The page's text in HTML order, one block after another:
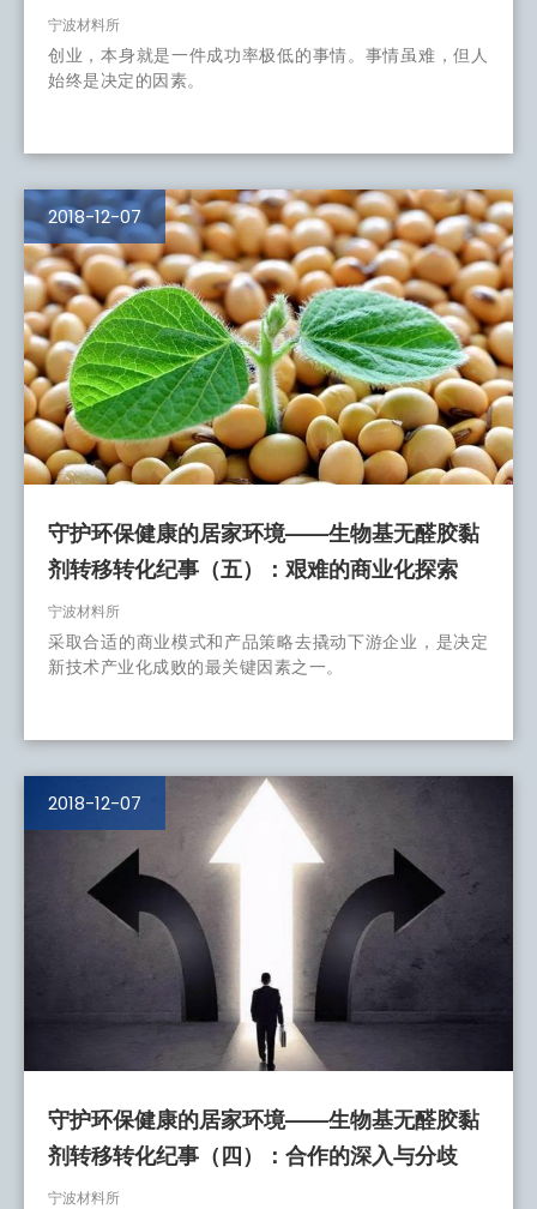
宁波材料所
创业，本身就是一件成功率极低的事情。事情虽难，但人
始终是决定的因素。
2018-12-07
守护环保健康的居家环境——生物基无醛胶黏
剂转移转化纪事（五）：艰难的商业化探索
宁波材料所
采取合适的商业模式和产品策略去撬动下游企业，是决定
新技术产业化成败的最关键因素之一。
2018-12-07
守护环保健康的居家环境——生物基无醛胶黏
剂转移转化纪事（四）：合作的深入与分歧
宁波材料所